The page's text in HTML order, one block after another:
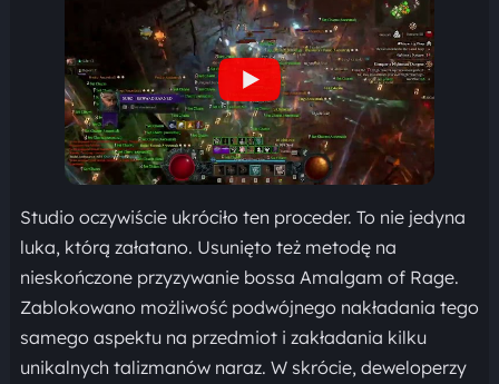
Studio oczywiście ukróciło ten proceder. To nie jedyna
luka, którą załatano. Usunięto też metodę na
nieskończone przyzywanie bossa Amalgam of Rage.
Zablokowano możliwość podwójnego nakładania tego
samego aspektu na przedmiot i zakładania kilku
unikalnych talizmanów naraz. W skrócie, deweloperzy